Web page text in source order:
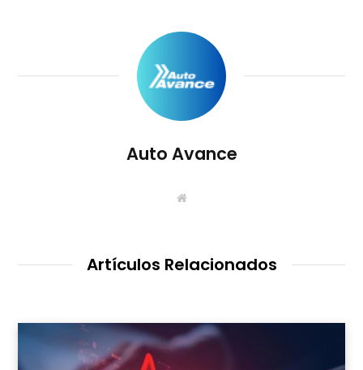
Auto Avance
S
e
Artículos Relacionados